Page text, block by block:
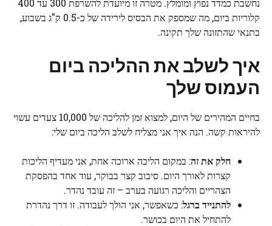
נחשבת כמדד נפוץ ומומלץ. מטרה זו מיועדת להשרפת 300 עד 400
קלוריות ביום, מה שמספק את הבסיס לירידה של כ-0.5 ק"ג בשבוע,
בתנאי שהתזונה שלך תקינה.
איך לשלב את ההליכה ביום
העמוס שלך
בחיים המהירים של היום, למצוא זמן להליכה של 10,000 צעדים עשוי
להיראות קשה. הנה איך אני מצליח לשלב הליכה ביום שלי:
חלק את זה: במקום הליכה ארוכה אחת, אני מעדיף הליכות
קצרות לאורך היום. סיבוב קצר בבוקר, עוד אחד בהפסקת
הצהריים והליכה רגועה בערב – זה עובד נהדר.
להתנייד ברגל: כשאפשר, אני הולך לעבודה. זו דרך נהדרת
להתחיל את היום בכושר.